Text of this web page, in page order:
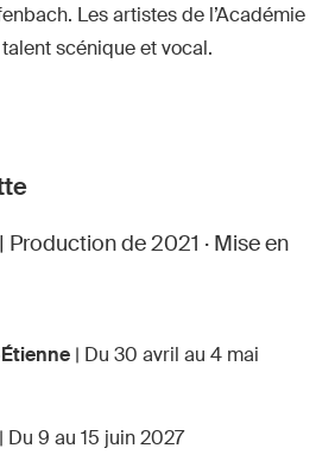
Les artistes de l’Académie
scénique et vocal.
| Production de 2021 · Mise en
| Du 30 avril au 4 mai
| Du 9 au 15 juin 2027